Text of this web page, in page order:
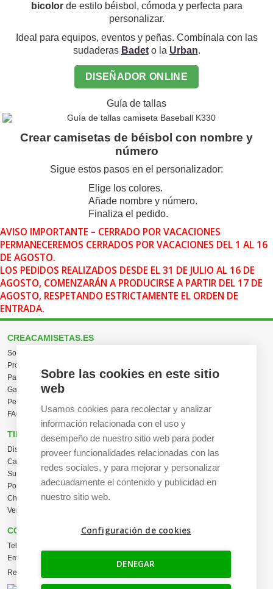
Sobre las cookies en este sitio
web
Usamos cookies para recolectar y analizar
información relacionada con el uso y
desempeño de nuestro sitio web para poder
proveer funcionalidades relacionadas con las
redes sociales, y para mejorar y personalizar
adecuadamente el contenido y publicidad en
nuestro sitio web.
Configuración de cookies
DENEGAR
bicolorde estilo béisbol, cómoda y perfecta para
personalizar.
Ideal para equipos, eventos y peñas. Combínala con las
sudaderas Badeto la Urban.
DISEÑADOR ONLINE
Guía de tallas
Crear camisetas de béisbol con nombre y
número
Sigue estos pasos en el personalizador:
Elige los colores.
Añade nombre y número.
Finaliza el pedido.
AVISO IMPORTANTE – CERRADO POR VACACIONES
PERMANECEREMOS CERRADOS POR VACACIONES DEL 1 AL 16
DE AGOSTO.
LOS PEDIDOS REALIZADOS DESDE EL 31 DE JULIO AL 16 DE
AGOSTO, COMENZARÁN A PRODUCIRSE A PARTIR DEL 17 DE
AGOSTO, RESPETANDO ESTRICTAMENTE EL ORDEN DE
ENTRADA.
CREACAMISETAS.ES
Sobre nosotros
Proceso de compra
Pagos, envíos y producción
Garantías y devoluciones
Pedidos al por mayor
FAQ / Ayuda
TIENDA ONLINE
Diseña en línea ahora
Camisetas personalizadas
Sudaderas personalizadas
Polos personalizados
Chaquetas Softshell
Ver todas las categorías
CONTACTO
Tel:
Email:
Registro y cupones descuento